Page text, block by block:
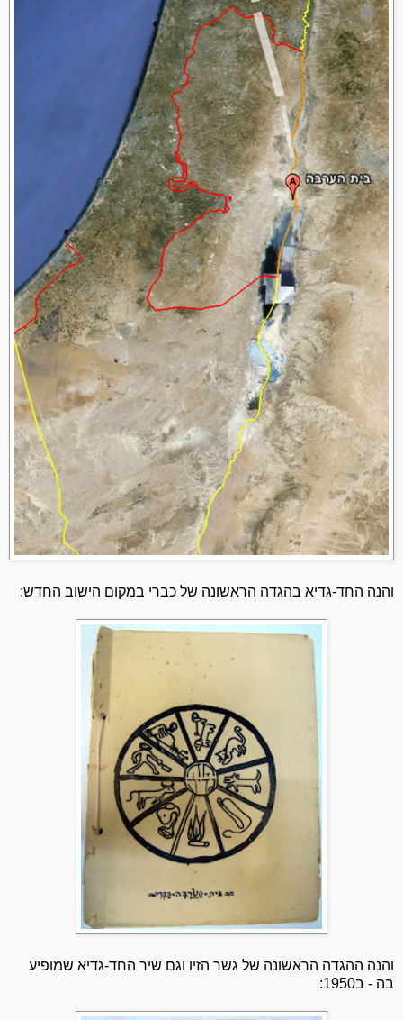
והנה החד-גדיא בהגדה הראשונה של כברי במקום הישוב החדש:
והנה ההגדה הראשונה של גשר הזיו וגם שיר החד-גדיא שמופיע
בה - ב1950: